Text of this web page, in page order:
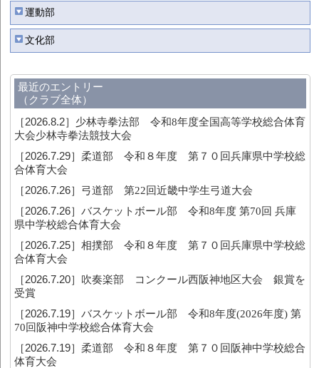
運動部
文化部
最近のエントリー
（クラブ全体）
［2026.8.2］ 少林寺拳法部 令和8年度全国高等学校総合体育
大会少林寺拳法競技大会
［2026.7.29］柔道部 令和８年度 第７０回兵庫県中学校総
合体育大会
［2026.7.26］ 弓道部 第22回近畿中学生弓道大会
［2026.7.26］バスケットボール部 令和8年度 第70回 兵庫
県中学校総合体育大会
［2026.7.25］相撲部 令和８年度 第７０回兵庫県中学校総
合体育大会
［2026.7.20］ 吹奏楽部 コンクール西阪神地区大会 銀賞を
受賞
［2026.7.19］バスケットボール部 令和8年度(2026年度) 第
70回阪神中学校総合体育大会
［2026.7.19］柔道部 令和８年度 第７０回阪神中学校総合
体育大会